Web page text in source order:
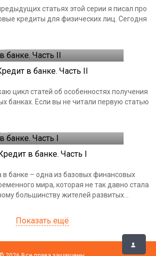
статьях этой серии я писал про
кредиты для физических лиц. Сегодня
в банке. Часть II
цикл статей об особенностях получения
банках. Если вы не читали первую статью
в банке. Часть I
в банке – одна из базовых финансовых
мира, которая не так давно стала
большинству жителей развитых...
Показать ещё